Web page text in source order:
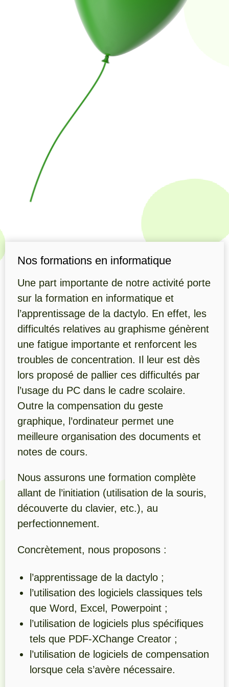
Nos formations en informatique
Une part importante de notre activité porte
sur la formation en informatique et
l’apprentissage de la dactylo. En effet, les
difficultés relatives au graphisme génèrent
une fatigue importante et renforcent les
troubles de concentration. Il leur est dès
lors proposé de pallier ces difficultés par
l’usage du PC dans le cadre scolaire.
Outre la compensation du geste
graphique, l’ordinateur permet une
meilleure organisation des documents et
notes de cours.
Nous assurons une formation complète
allant de l’initiation (utilisation de la souris,
découverte du clavier, etc.), au
perfectionnement.
Concrètement, nous proposons :
l’apprentissage de la dactylo ;
l’utilisation des logiciels classiques tels
que Word, Excel, Powerpoint ;
l’utilisation de logiciels plus spécifiques
tels que PDF-XChange Creator ;
l’utilisation de logiciels de compensation
lorsque cela s’avère nécessaire.